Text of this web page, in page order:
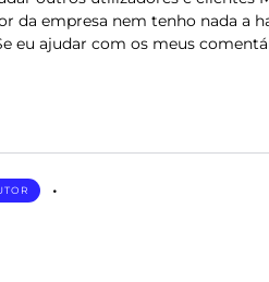
da empresa nem tenho nada a
eu ajudar com os meus